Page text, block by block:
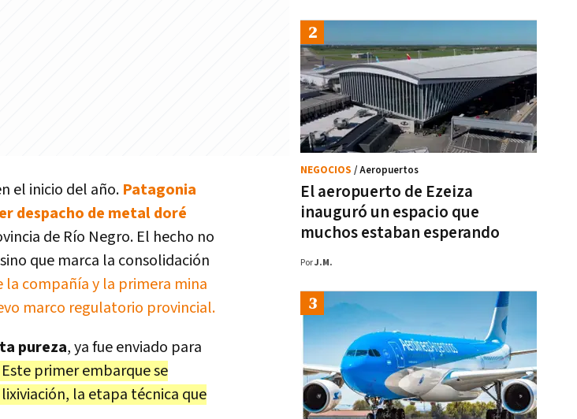
el inicio del año. Patagonia
despacho de metal doré
de Río Negro. El hecho no
que marca la consolidación
compañía y la primera mina
marco regulatorio provincial.
pureza, ya fue enviado para
Este primer embarque se
la etapa técnica que
El aeropuerto de Ezeiza
inauguró un espacio que
muchos estaban esperando
NEGOCIOS / Aeropuertos
PorJ.M.